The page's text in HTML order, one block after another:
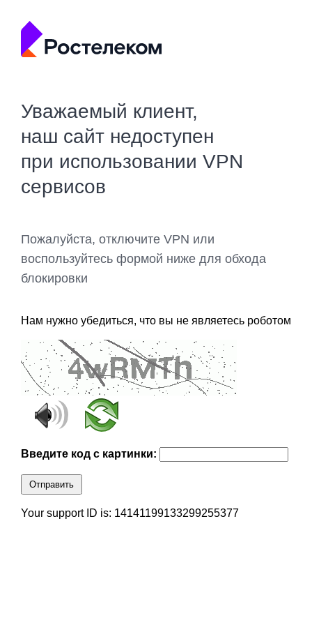
Уважаемый клиент,
наш сайт недоступен
при использовании VPN
сервисов
Пожалуйста, отключите VPN или
воспользуйтесь формой ниже для обхода
блокировки
Нам нужно убедиться, что вы не являетесь роботом
Введите код с картинки:
Отправить
Your support ID is: 14141199133299255377